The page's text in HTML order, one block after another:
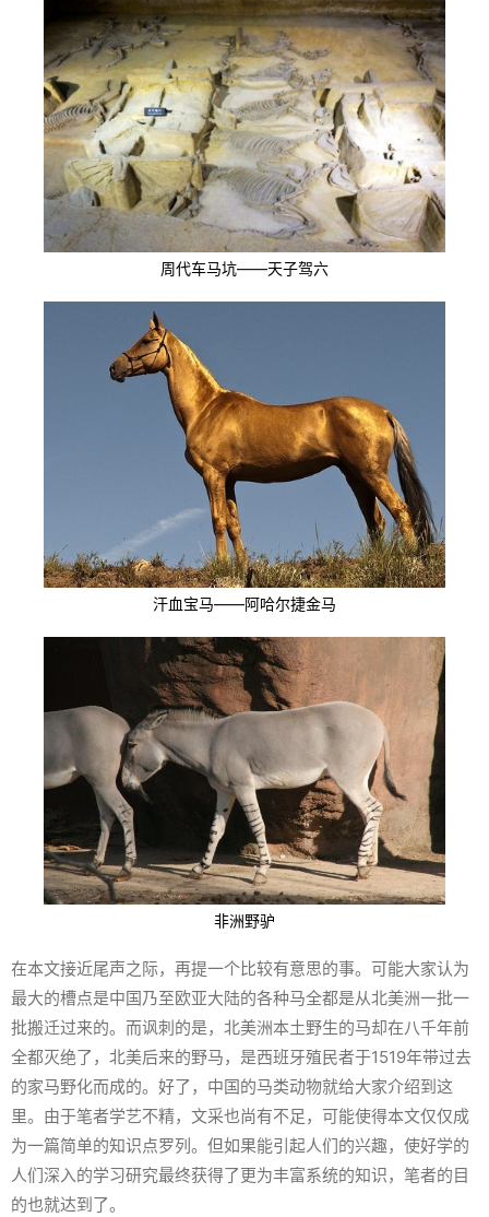
周代车马坑——天子驾六
汗血宝马——阿哈尔捷金马
非洲野驴
在本文接近尾声之际，再提一个比较有意思的事。可能大家认为
最大的槽点是中国乃至欧亚大陆的各种马全都是从北美洲一批一
批搬迁过来的。而讽刺的是，北美洲本土野生的马却在八千年前
全都灭绝了，北美后来的野马，是西班牙殖民者于1519年带过去
的家马野化而成的。好了，中国的马类动物就给大家介绍到这
里。由于笔者学艺不精，文采也尚有不足，可能使得本文仅仅成
为一篇简单的知识点罗列。但如果能引起人们的兴趣，使好学的
人们深入的学习研究最终获得了更为丰富系统的知识，笔者的目
的也就达到了。